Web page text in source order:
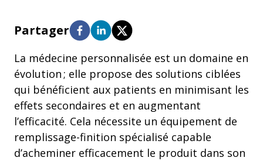
Partager
La médecine personnalisée est un domaine en
évolution ; elle propose des solutions ciblées
qui bénéficient aux patients en minimisant les
effets secondaires et en augmentant
l’efficacité. Cela nécessite un équipement de
remplissage-finition spécialisé capable
d’acheminer efficacement le produit dans son